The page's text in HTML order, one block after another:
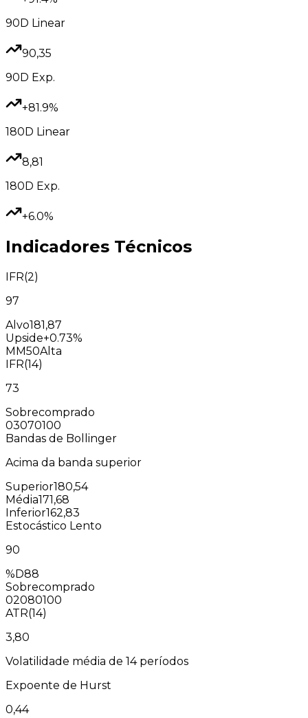
90D Linear
90,35
90D Exp.
+81.9%
180D Linear
8,81
180D Exp.
+6.0%
Indicadores Técnicos
IFR(2)
97
Alvo181,87
Upside+0.73%
MM50Alta
IFR(14)
73
Sobrecomprado
03070100
Bandas de Bollinger
Acima da banda superior
Superior180,54
Média171,68
Inferior162,83
Estocástico Lento
90
%D88
Sobrecomprado
02080100
ATR(14)
3,80
Volatilidade média de 14 períodos
Expoente de Hurst
0,44